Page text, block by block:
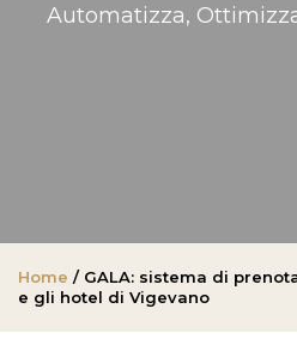
Automatizza,
Home / GALA: sistema di
e gli hotel di Vigevano